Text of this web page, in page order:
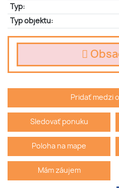
Typ:
Typ objektu:
Pridať medzi
Sledovať ponuku
Poloha na mape
Mám záujem